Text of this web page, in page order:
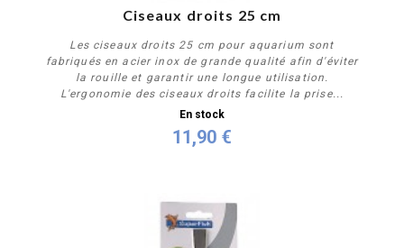
Ciseaux droits 25 cm
Les ciseaux droits 25 cm pour aquarium sont
fabriqués en acier inox de grande qualité afin d'éviter
la rouille et garantir une longue utilisation.
L'ergonomie des ciseaux droits facilite la prise...
En stock
11,90 €